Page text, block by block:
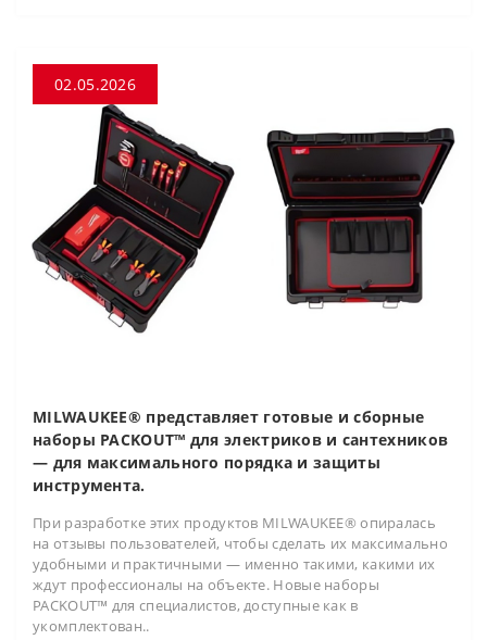
02.05.2026
MILWAUKEE® представляет готовые и сборные
наборы PACKOUT™ для электриков и сантехников
— для максимального порядка и защиты
инструмента.
При разработке этих продуктов MILWAUKEE® опиралась
на отзывы пользователей, чтобы сделать их максимально
удобными и практичными — именно такими, какими их
ждут профессионалы на объекте. Новые наборы
PACKOUT™ для специалистов, доступные как в
укомплектован..